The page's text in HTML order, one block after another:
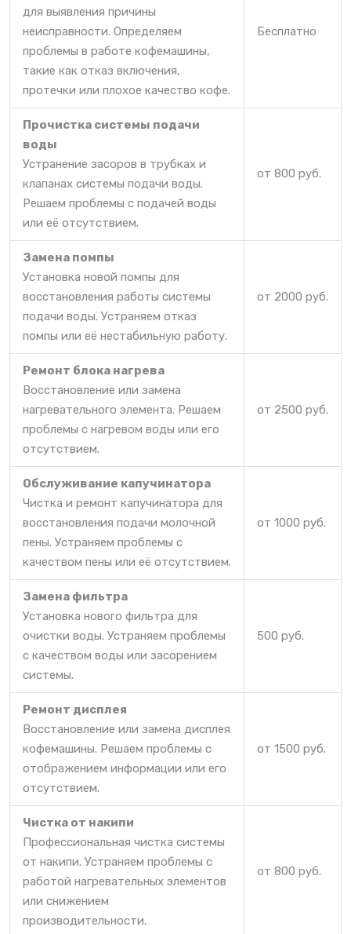
для выявления причины
неисправности. Определяем
проблемы в работе кофемашины,
такие как отказ включения,
протечки или плохое качество кофе.
Бесплатно
Прочистка системы подачи
воды
Устранение засоров в трубках и
клапанах системы подачи воды.
Решаем проблемы с подачей воды
или её отсутствием.
от 800 руб.
Замена помпы
Установка новой помпы для
восстановления работы системы
подачи воды. Устраняем отказ
помпы или её нестабильную работу.
от 2000 руб.
Ремонт блока нагрева
Восстановление или замена
нагревательного элемента. Решаем
проблемы с нагревом воды или его
отсутствием.
от 2500 руб.
Обслуживание капучинатора
Чистка и ремонт капучинатора для
восстановления подачи молочной
пены. Устраняем проблемы с
качеством пены или её отсутствием.
от 1000 руб.
Замена фильтра
Установка нового фильтра для
очистки воды. Устраняем проблемы
с качеством воды или засорением
системы.
500 руб.
Ремонт дисплея
Восстановление или замена дисплея
кофемашины. Решаем проблемы с
отображением информации или его
отсутствием.
от 1500 руб.
Чистка от накипи
Профессиональная чистка системы
от накипи. Устраняем проблемы с
работой нагревательных элементов
или снижением
производительности.
от 800 руб.